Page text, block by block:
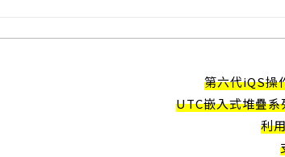
第六代iQS操
UTC嵌入式堆疊
利